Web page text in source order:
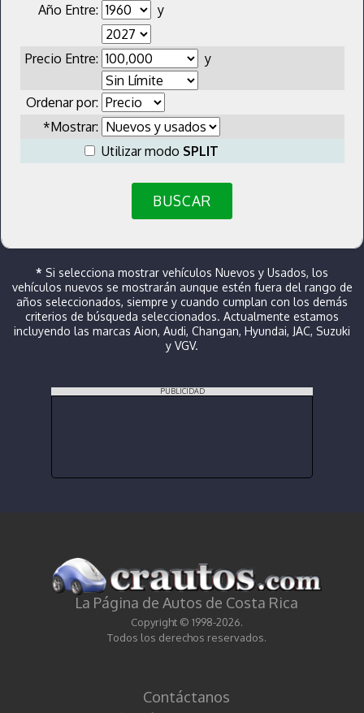
Año Entre:
y
Precio Entre: y
Ordenar por:
*Mostrar:
Utilizar modo SPLIT
BUSCAR
* Si selecciona mostrar vehículos Nuevos y Usados, los
vehículos nuevos se mostrarán aunque estén fuera del rango de
años seleccionados, siempre y cuando cumplan con los demás
criterios de búsqueda seleccionados. Actualmente estamos
incluyendo las marcas Aion, Audi, Changan, Hyundai, JAC, Suzuki
y VGV.
PUBLICIDAD
La Página de Autos de Costa Rica
Copyright © 1998-2026.
Todos los derechos reservados.
Contáctanos